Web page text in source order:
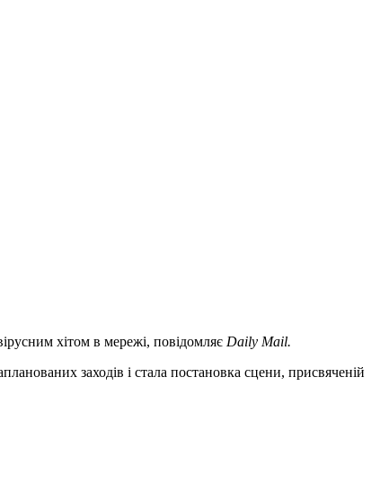
хітом в мережі, повідомляє Daily Mail.
заходів і стала постановка сцени, присвяченій